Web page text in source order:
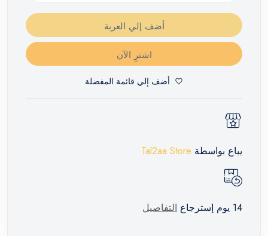
أضف إلي العربة
اشترِ الآن
أضف إلي قائمة المفضلة
يباع بواسطة Tal2aa Store
14 يوم إسترجاع التفاصيل